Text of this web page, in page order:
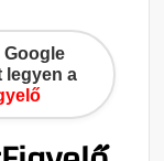
Google
legyen a